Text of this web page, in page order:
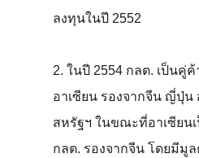
ลงทุนในปี 2552
2. ในปี 2554 กลต. เป็นคู่
อาเซียน รองจากจีน ญี่ปุ่น
สหรัฐฯ ในขณะที่อาเซียน
กลต. รองจากจีน โดยมีมู